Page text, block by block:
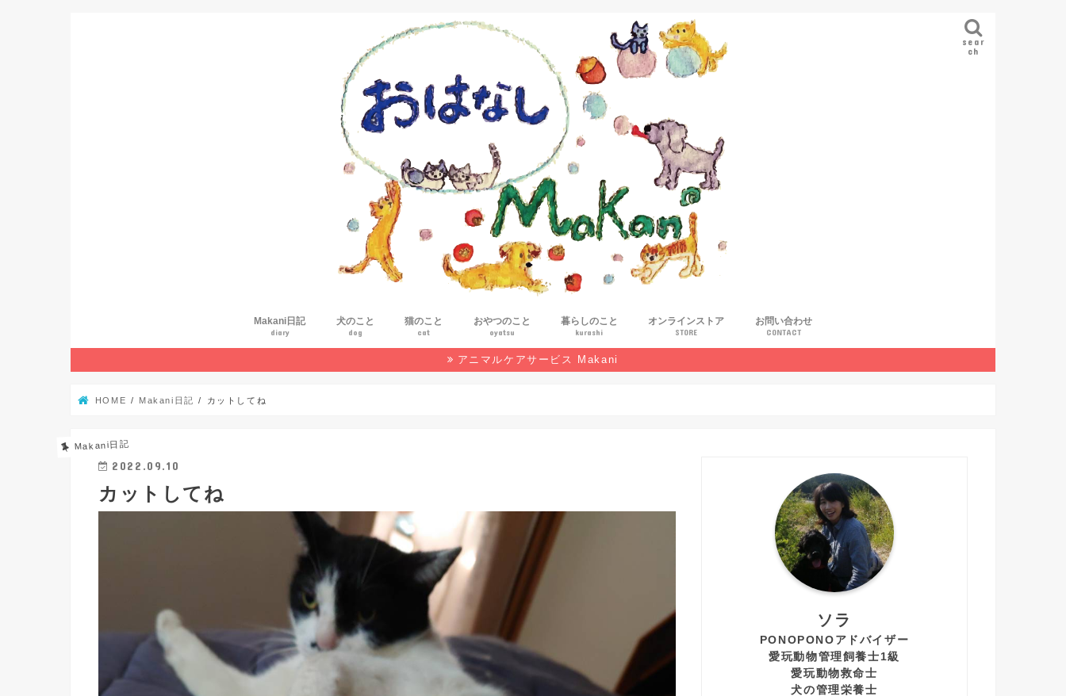
sear
ch
Makani日記
diary
犬のこと
dog
猫のこと
cat
おやつのこと
oyatsu
暮らしのこと
kurashi
野生生物
マンガ
本の感想
環境
オンラインストア
STORE
お問い合わせ
CONTACT
アニマルケアサービス Makani
HOME Makani日記 カットしてね
Makani日記
2022.09.10
カットしてね
ソラ
PONOPONOアドバイザー
愛玩動物管理飼養士1級
愛玩動物救命士
犬の管理栄養士